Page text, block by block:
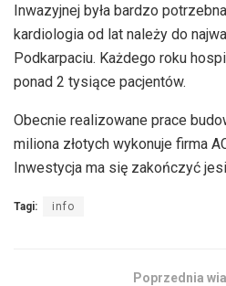
Inwazyjnej była bardzo
kardiologia od lat należy do
Podkarpaciu. Każdego roku
ponad 2 tysiące pacjentów.
Obecnie realizowane prace
miliona złotych wykonuje firma
Inwestycja ma się zakończyć
Tagi: info
Poprzednia